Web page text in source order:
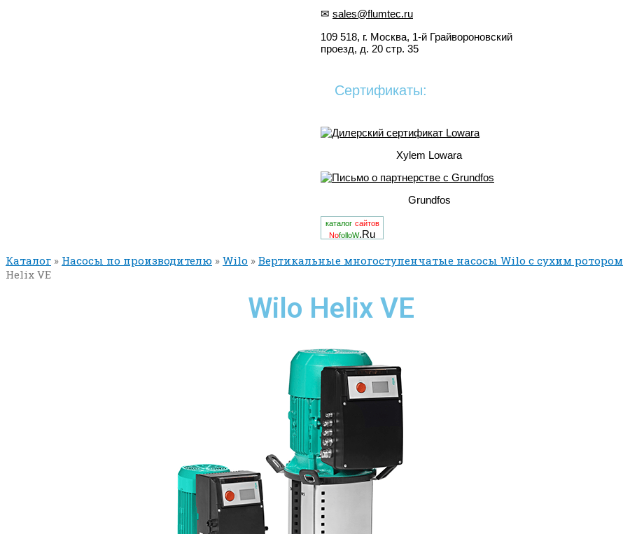
✉ sales@flumtec.ru
109 518, г. Москва, 1-й Грайвороновский
проезд, д. 20 стр. 35
Сертификаты:
Xylem Lowara
Grundfos
каталог сайтов
NofolloW.Ru
Каталог » Насосы по производителю » Wilo » Вертикальные многоступенчатые насосы Wilo с сухим ротором
Helix VE
Wilo Helix VE